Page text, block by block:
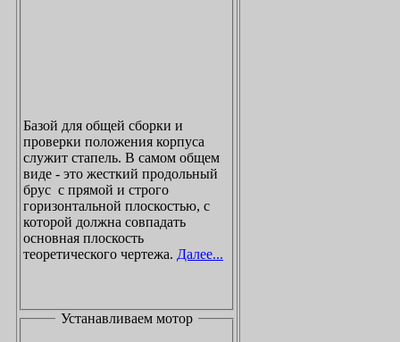
Базой для общей сборки и
проверки положения корпуса
служит стапель. В самом общем
виде - это жесткий продольный
брус с прямой и строго
горизонтальной плоскостью, с
которой должна совпадать
основная плоскость
теоретического чертежа. Далее...
Устанавливаем мотор